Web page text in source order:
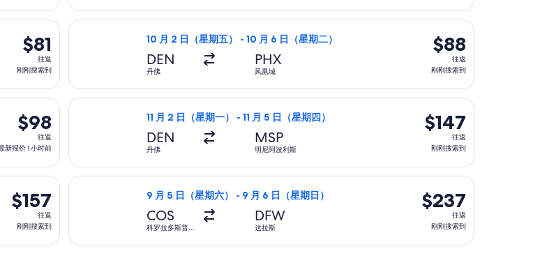
新
报
价
1
时
前
刚
搜
索
到
$81
往
返,
刚
搜
索
到
$81
往返
刚刚搜索到
普林斯前往梅萨，11 月 5 日（星期四）返回，价格为 $81，刚刚搜索到
10 月 2 日（星期五） - 10 月 6 日（星期二）
DEN
丹佛
PHX
凤凰城
$88
往
返,
刚
搜
索
到
$88
往返
刚刚搜索到
选择边疆航空航班，10 月 2 日（星期五）从丹佛前往凤凰城，10 月 6 日（星
$98
往
返,
新
报
价
1
$98
往返
新报价 1 小时前
兰大(及邻近地区)，10 月 26 日（星期一）返回，价格为 $98，最新报价 1 小时前
11 月 2 日（星期一） - 11 月 5 日（星期四）
DEN
丹佛
MSP
明尼阿波利斯
$147
往
返,
刚
搜
索
到
$147
往返
刚刚搜索到
选择太阳城航空航班，11 月 2 日（星期一）从丹佛前往明尼阿波利斯，11 月 5
$157
往
返,
$157
往返
刚刚搜索到
尼阿波利斯，10 月 6 日（星期二）返回，价格为 $157，刚刚搜索到
9 月 5 日（星期六） - 9 月 6 日（星期日）
COS
科罗拉多斯普
DFW
达拉斯
$237
往
返,
$237
往返
刚刚搜索到
选择美国航空航班，9 月 5 日（星期六）从科罗拉多斯普林斯前往达拉斯，9